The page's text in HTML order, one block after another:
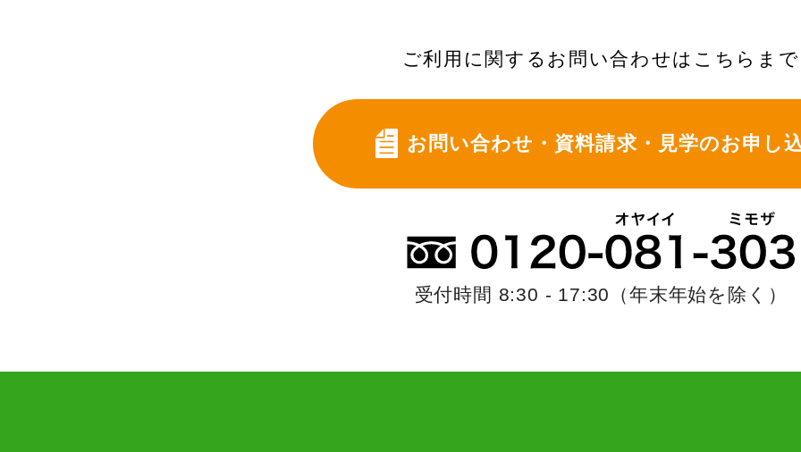
ご利用に関するお問い合わせはこちらまで
お問い合わせ・資料請求・ 見学のお申し
受付時間 8:30 - 17:30 （年末年始を除く）